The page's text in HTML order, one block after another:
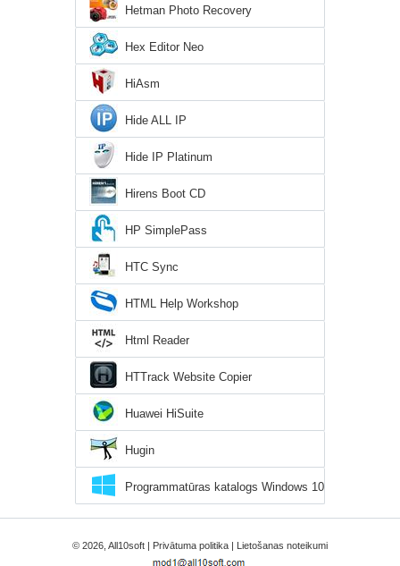
Hetman Photo Recovery
Hex Editor Neo
HiAsm
Hide ALL IP
Hide IP Platinum
Hirens Boot CD
HP SimplePass
HTC Sync
HTML Help Workshop
Html Reader
HTTrack Website Copier
Huawei HiSuite
Hugin
Programmatūras katalogs Windows 10
© 2026, All10soft | Privātuma politika | Lietošanas noteikumi